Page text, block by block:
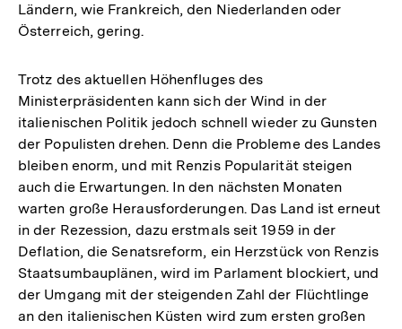
Ländern, wie Frankreich, den Niederlanden oder
Österreich, gering.
Trotz des aktuellen Höhenfluges des
Ministerpräsidenten kann sich der Wind in der
italienischen Politik jedoch schnell wieder zu Gunsten
der Populisten drehen. Denn die Probleme des Landes
bleiben enorm, und mit Renzis Popularität steigen
auch die Erwartungen. In den nächsten Monaten
warten große Herausforderungen. Das Land ist erneut
in der Rezession, dazu erstmals seit 1959 in der
Deflation, die Senatsreform, ein Herzstück von Renzis
Staatsumbauplänen, wird im Parlament blockiert, und
der Umgang mit der steigenden Zahl der Flüchtlinge
an den italienischen Küsten wird zum ersten großen